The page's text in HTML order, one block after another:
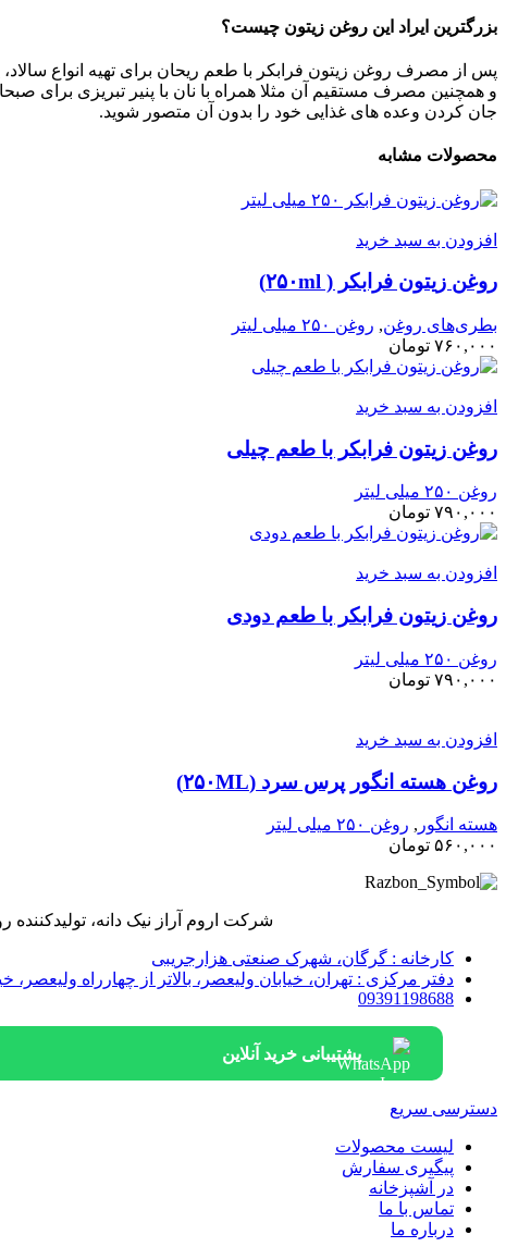
بزرگترین ایراد این روغن زیتون چیست؟
پس از مصرف روغن زیتون فرابکر با طعم ریحان برای تهیه انواع
و همچنین مصرف مستقیم آن مثلا همراه با نان با پنیر تبریزی برای
جان کردن وعده های غذایی خود را بدون آن متصور شوید.
محصولات مشابه
افزودن به سبد خرید
روغن زیتون فرابکر ( ۲۵۰ml)
بطری‌های روغن, روغن ۲۵۰ میلی لیتر
۷۶۰,۰۰۰ تومان
افزودن به سبد خرید
روغن زیتون فرابکر با طعم چیلی
روغن ۲۵۰ میلی لیتر
۷۹۰,۰۰۰ تومان
افزودن به سبد خرید
روغن زیتون فرابکر با طعم دودی
روغن ۲۵۰ میلی لیتر
۷۹۰,۰۰۰ تومان
افزودن به سبد خرید
روغن هسته انگور پرس سرد (٢۵٠ML)
هسته انگور , روغن ۲۵۰ میلی لیتر
۵۶۰,۰۰۰ تومان
شرکت اروم آراز نیک دانه،
کارخانه : گرگان، شهرک صنعتی هزارجریبی
دفتر مرکزی : تهران، خیابان ولیعصر، بالاتر از چهارراه ولیعصر، خیابان بزرگمهر، پلاک 27،
09391198688
پشتیبانی خرید آنلاین
دسترسی سریع
لیست محصولات
پیگیری سفارش
در آشپزخانه
تماس با ما
درباره ما